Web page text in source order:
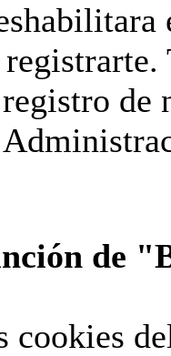
de
de
cookies